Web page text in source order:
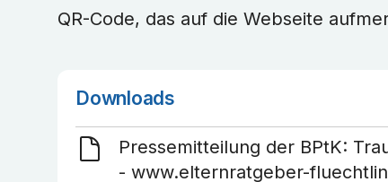
QR-Code, das auf die Webseite
Downloads
Pressemitteilung der BPtK:
- www.elternratgeber-